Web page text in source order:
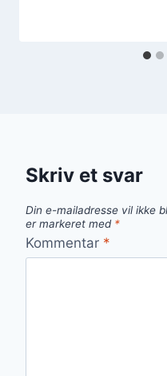
Skriv et svar
Din e-mailadresse vil ikke
er markeret med *
Kommentar *